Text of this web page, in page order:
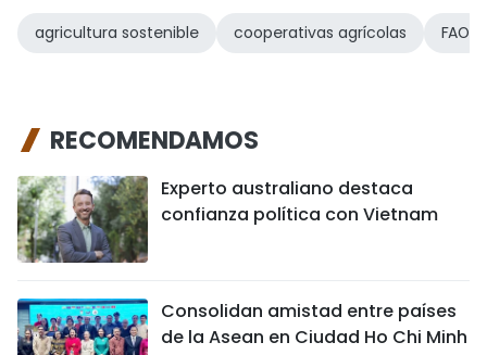
agricultura sostenible cooperativas agrícolas FAO
RECOMENDAMOS
Experto australiano destaca
confianza política con Vietnam
Consolidan amistad entre países
de la Asean en Ciudad Ho Chi Minh